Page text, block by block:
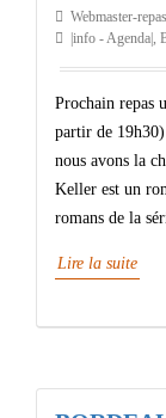
Webmaster-
|info - Agenda|,
Prochain repas
partir de
nous avons la
Keller est un
romans de la
Lire la suite